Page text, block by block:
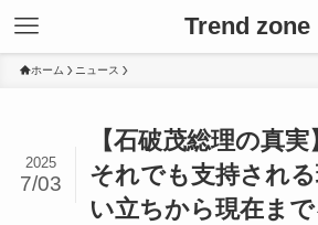
Trend zone
ホーム ニュース
【石破茂総理の真
それでも支持され
い立ちから現在ま
2025
7/03